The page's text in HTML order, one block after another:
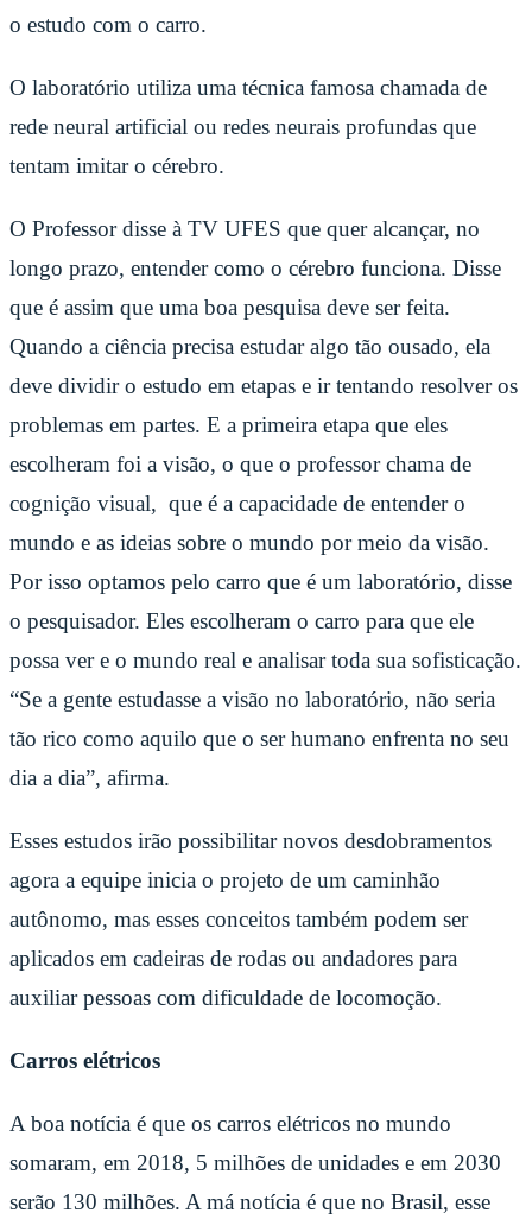
o estudo com o carro.
O laboratório utiliza uma técnica famosa chamada de
rede neural artificial ou redes neurais profundas que
tentam imitar o cérebro.
O Professor disse à TV UFES que quer alcançar, no
longo prazo, entender como o cérebro funciona. Disse
que é assim que uma boa pesquisa deve ser feita.
Quando a ciência precisa estudar algo tão ousado, ela
deve dividir o estudo em etapas e ir tentando resolver os
problemas em partes. E a primeira etapa que eles
escolheram foi a visão, o que o professor chama de
cognição visual, que é a capacidade de entender o
mundo e as ideias sobre o mundo por meio da visão.
Por isso optamos pelo carro que é um laboratório, disse
o pesquisador. Eles escolheram o carro para que ele
possa ver e o mundo real e analisar toda sua sofisticação.
“Se a gente estudasse a visão no laboratório, não seria
tão rico como aquilo que o ser humano enfrenta no seu
dia a dia”, afirma.
Esses estudos irão possibilitar novos desdobramentos
agora a equipe inicia o projeto de um caminhão
autônomo, mas esses conceitos também podem ser
aplicados em cadeiras de rodas ou andadores para
auxiliar pessoas com dificuldade de locomoção.
Carros elétricos
A boa notícia é que os carros elétricos no mundo
somaram, em 2018, 5 milhões de unidades e em 2030
serão 130 milhões. A má notícia é que no Brasil, esse